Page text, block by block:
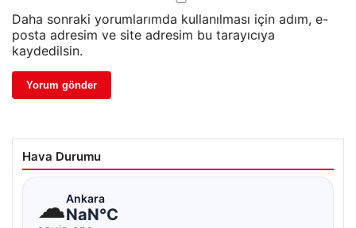
Daha sonraki yorumlarımda kullanılması için adım, e-
posta adresim ve site adresim bu tarayıcıya
kaydedilsin.
Hava Durumu
☁Ankara
NaN°C